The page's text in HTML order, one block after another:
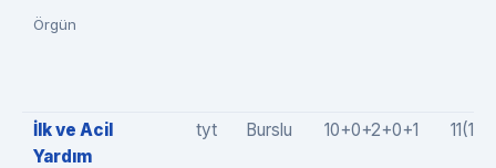
Örgün
İlk ve Acil
Yardım
tyt Burslu 10+0+2+0+1